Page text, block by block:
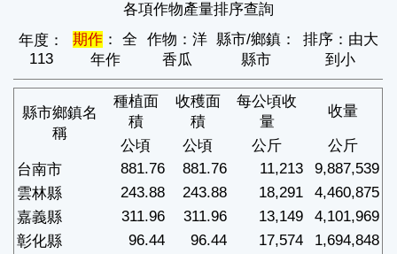
各項作物產量排序查詢
年度：
113
期作 ： 全
年作
作物：洋
香瓜
縣市/鄉鎮：
縣市
排序：由大
到小
縣市鄉鎮名
稱
種植面
積
收穫面
積
每公頃收
量
收量
公頃 公頃 公斤
公斤
台南市
881.76 881.76 11,213
9,887,539
雲林縣
243.88 243.88 18,291
4,460,875
嘉義縣
311.96 311.96 13,149
4,101,969
彰化縣
96.44 96.44 17,574
1,694,848